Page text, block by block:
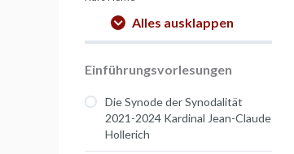
Alles ausklappen
Einführungsvorlesungen
Die Synode der Synodalität
2021-2024 Kardinal Jean-Claude
Hollerich